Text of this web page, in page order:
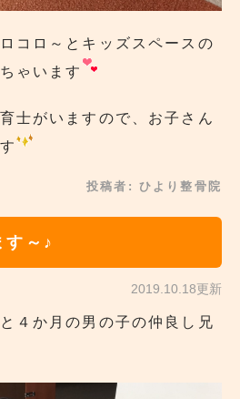
コロ～とキッズスペースの
ゃいます
士がいますので、お子さん
投稿者: ひより整骨院
す～♪
2019.10.18更新
４か月の男の子の仲良し兄